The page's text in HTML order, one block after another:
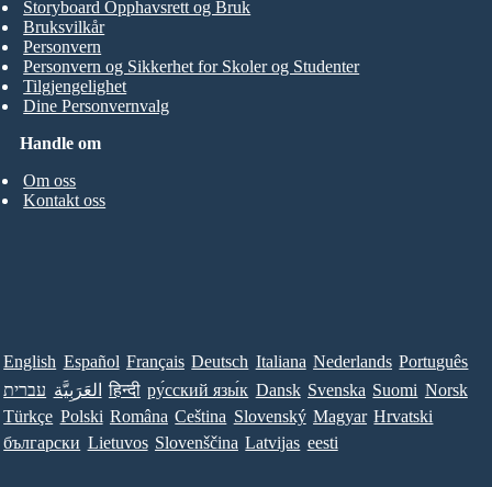
Handle om
Om oss
Kontakt oss
Storyboard Opphavsrett og Bruk
Bruksvilkår
Personvern
Personvern og Sikkerhet for Skoler og Studenter
Tilgjengelighet
Dine Personvernvalg
English Español Français Deutsch Italiana Nederlands Português
עברית العَرَبِيَّة हिन्दी ру́сский язы́к Dansk Svenska Suomi Norsk
Türkçe Polski Româna Ceština Slovenský Magyar Hrvatski
български Lietuvos Slovenščina Latvijas eesti